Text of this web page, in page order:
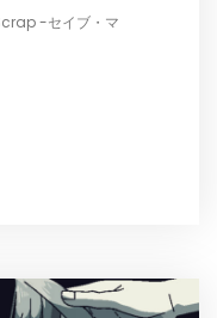
-セイブ・マ